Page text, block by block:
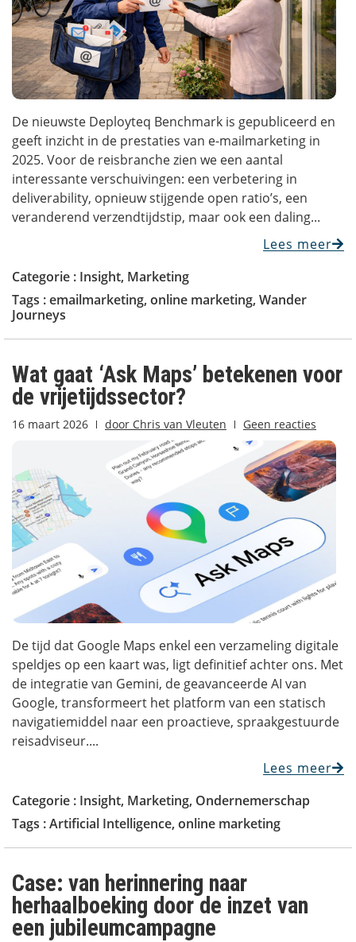
De nieuwste Deployteq Benchmark is gepubliceerd en
geeft inzicht in de prestaties van e-mailmarketing in
2025. Voor de reisbranche zien we een aantal
interessante verschuivingen: een verbetering in
deliverability, opnieuw stijgende open ratio’s, een
veranderend verzendtijdstip, maar ook een daling...
Lees meer
Categorie : Insight, Marketing
Tags :emailmarketing, online marketing, Wander
Journeys
Wat gaat ‘Ask Maps’ betekenen voor
de vrijetijdssector?
16 maart 2026 door Chris van Vleuten Geen reacties
De tijd dat Google Maps enkel een verzameling digitale
speldjes op een kaart was, ligt definitief achter ons. Met
de integratie van Gemini, de geavanceerde AI van
Google, transformeert het platform van een statisch
navigatiemiddel naar een proactieve, spraakgestuurde
reisadviseur....
Lees meer
Categorie : Insight, Marketing, Ondernemerschap
Tags :Artificial Intelligence, online marketing
Case: van herinnering naar
herhaalboeking door de inzet van
een jubileumcampagne